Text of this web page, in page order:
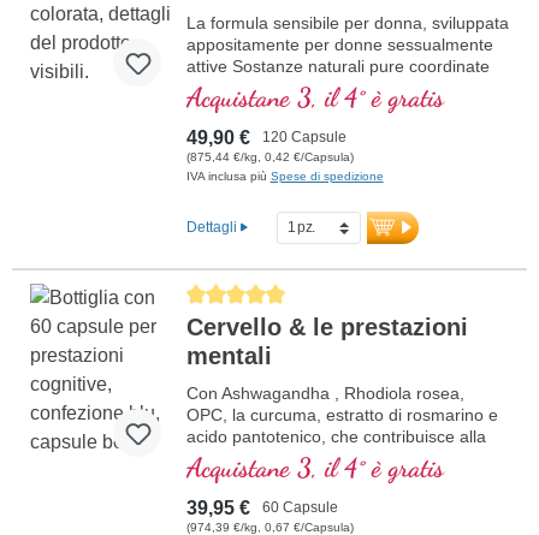
La formula sensibile per donna, sviluppata
appositamente per donne sessualmente
attive Sostanze naturali pure coordinate
per sostenere la tua femminilità.
Acquistane 3, il 4° è gratis
49,90 € 120 Capsule
(875,44 €/kg, 0,42 €/Capsula)
IVA inclusa più Spese di spedizione
Dettagli
Average rating of 5 out of 5 stars
Cervello & le prestazioni
mentali
Con Ashwagandha , Rhodiola rosea,
OPC, la curcuma, estratto di rosmarino e
acido pantotenico, che contribuisce alla
normale prestazioni mentali ed è coinvolto
nella sintesi e nel metabolismo di diversi
neurotrasmettitori. Vitamine B bioattivo!
Acquistane 3, il 4° è gratis
39,95 € 60 Capsule
(974,39 €/kg, 0,67 €/Capsula)